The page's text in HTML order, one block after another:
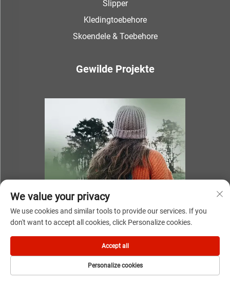
Slipper
Kledingtoebehore
Skoendele & Toebehore
Gewilde Projekte
Kopiereg © 2025 deur NINGBO YOUKI UNITE IMP & EXP
Privatheidbeleid
We value your privacy
We use cookies and similar tools to provide our services. If you
don't want to accept all cookies, click Personalize cookies.
Personalize cookies
Accept all